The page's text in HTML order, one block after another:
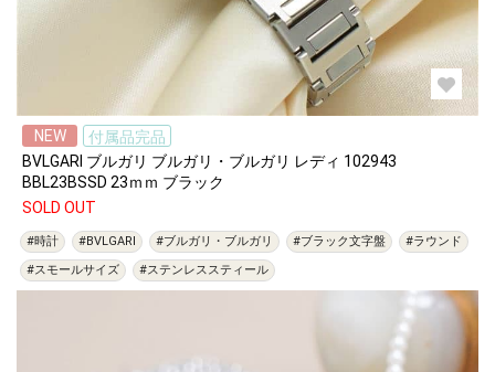
NEW
付属品完品
BVLGARI ブルガリ ブルガリ・ブルガリ レディ 102943
BBL23BSSD 23ｍｍ ブラック
SOLD OUT
#時計 #BVLGARI #ブルガリ・ブルガリ #ブラック文字盤
#ラウンド
#スモールサイズ
#ステンレススティール